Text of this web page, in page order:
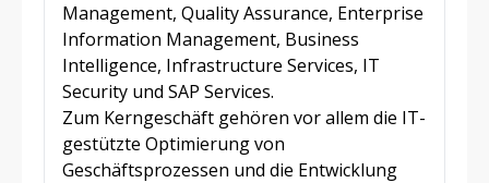
Management, Quality Assurance, Enterprise
Information Management, Business
Intelligence, Infrastructure Services, IT
Security und SAP Services.
Zum Kerngeschäft gehören vor allem die IT-
gestützte Optimierung von
Geschäftsprozessen und die Entwicklung